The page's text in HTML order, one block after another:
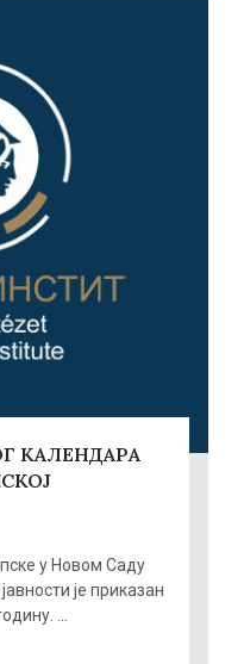
КАЛЕНДАРА
у Новом Саду
је приказан
...